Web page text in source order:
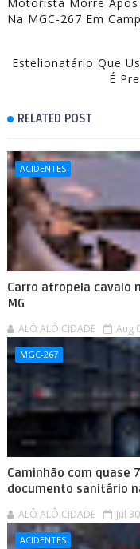
Na MGC-267 Em
Estelionatário Que
É
RELATED POST
ACIDENTES
Carro atropela cavalo
MG
ALÔ ALÔ CIDADE Aug
MGC-267
Caminhão com quase
documento sanitário
ALÔ ALÔ CIDADE Jul
ACIDENTES